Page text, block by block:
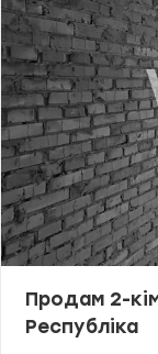
доступності від
3 дитячі садочки,
«Іподром», «ВДНГ».
Квартира в стані
Продам 2-
Республіка